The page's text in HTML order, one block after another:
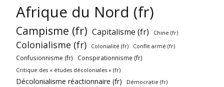
Afrique du Nord (fr)
Campisme (fr) Capitalisme (fr) Chine (fr)
Colonialisme (fr) Colonialité (fr) Conflit armé (fr)
Confusionnisme (fr) Conspirationnisme (fr)
Critique des « études décoloniales » (fr)
Décolonialisme réactionnaire (fr) Démocratie (fr)